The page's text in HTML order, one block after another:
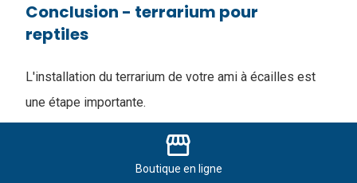
Conclusion - terrarium pour
reptiles
L'installation du terrarium de votre ami à écailles est
une étape importante.
n comprenant les exigences de chaque espèce et
storefront
Boutique en ligne